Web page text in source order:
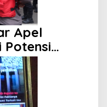
Apel
Potensi